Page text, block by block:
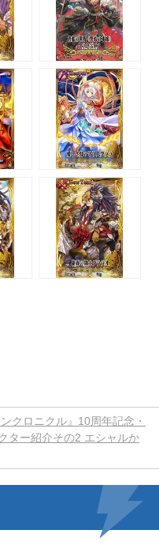
ンクロニクル』10周年記念・
ター紹介その2 エシャルか